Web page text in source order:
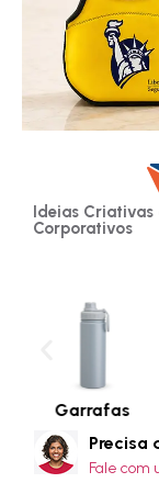
Ideias
Corporativos
Garrafas
Precisa
Fale com